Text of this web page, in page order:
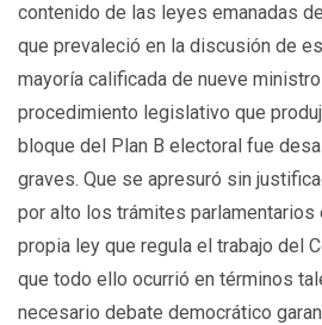
contenido de las leyes emanadas
que prevaleció en la discusión de
mayoría calificada de nueve
procedimiento legislativo que
bloque del Plan B electoral fue
graves. Que se apresuró sin
por alto los trámites
propia ley que regula el trabajo del
que todo ello ocurrió en términos
necesario debate democrático